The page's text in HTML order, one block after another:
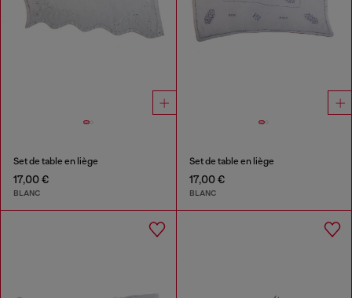
Set de table en liège
17,00 €
BLANC
Set de table en liège
17,00 €
BLANC